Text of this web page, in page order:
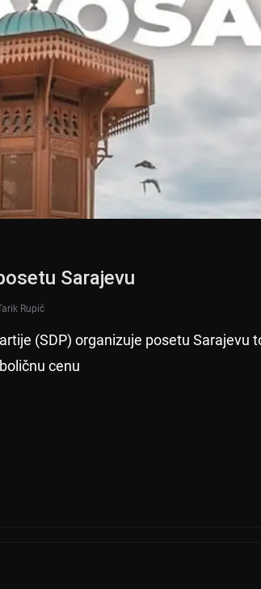
Sarajevu
Rupić
(SDP) organizuje posetu Sarajevu
cenu